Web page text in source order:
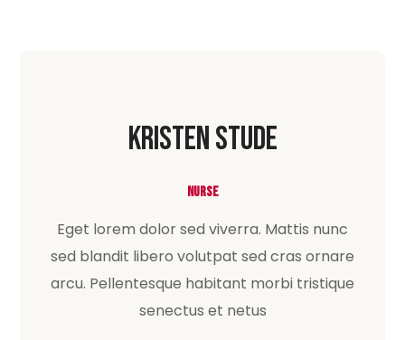
Kristen Stude
Nurse
Eget lorem dolor sed viverra. Mattis nunc
sed blandit libero volutpat sed cras ornare
arcu. Pellentesque habitant morbi tristique
senectus et netus